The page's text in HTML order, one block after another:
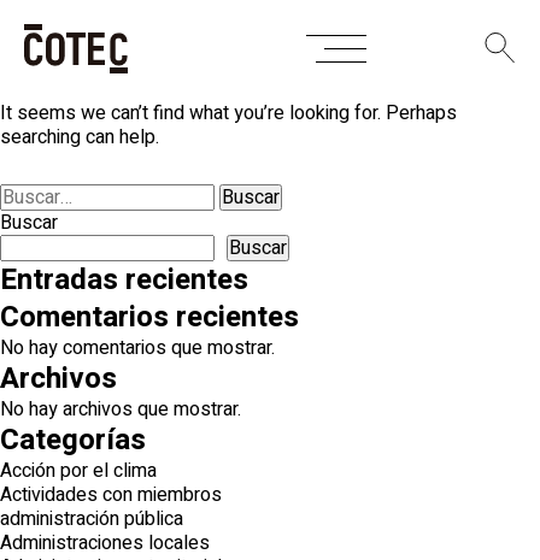
SkipNothing Found
It seems we can’t find what you’re looking for. Perhaps
searching can help.
Buscar:
Buscar
Buscar
Entradas recientes
Comentarios recientes
No hay comentarios que mostrar.
Archivos
No hay archivos que mostrar.
Categorías
Acción por el clima
Actividades con miembros
administración pública
Administraciones locales